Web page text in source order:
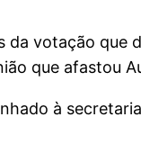
votação
que afastou
à